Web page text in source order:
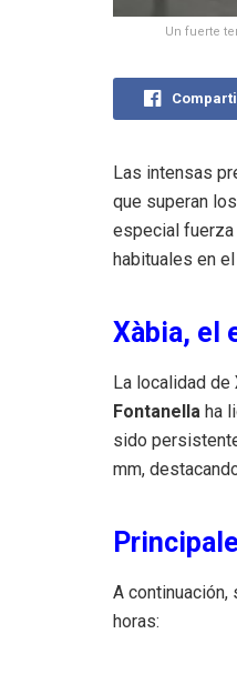
Un fuerte
Las intensas
que superan los
especial fuerza
habituales en
Xàbia, el
La localidad de
Fontanella ha
sido
mm,
A continuación,
horas: